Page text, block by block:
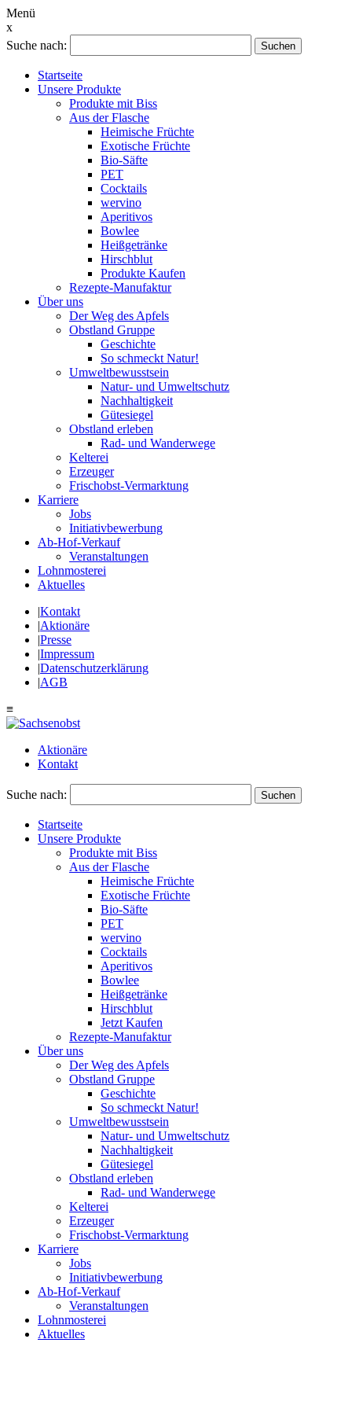
Menü
x
Suche nach:
Suchen
Startseite
Unsere Produkte
Produkte mit Biss
Aus der Flasche
Heimische Früchte
Exotische Früchte
Bio-Säfte
PET
Cocktails
wervino
Aperitivos
Bowlee
Heißgetränke
Hirschblut
Produkte Kaufen
Rezepte-Manufaktur
Über uns
Der Weg des Apfels
Obstland Gruppe
Geschichte
So schmeckt Natur!
Umweltbewusstsein
Natur- und Umweltschutz
Nachhaltigkeit
Gütesiegel
Obstland erleben
Rad- und Wanderwege
Kelterei
Erzeuger
Frischobst-Vermarktung
Karriere
Jobs
Initiativbewerbung
Ab-Hof-Verkauf
Veranstaltungen
Lohnmosterei
Aktuelles
|Kontakt
|Aktionäre
|Presse
|Impressum
|Datenschutzerklärung
|AGB
≡
Aktionäre
Kontakt
Suche nach: Suchen
Startseite
Unsere Produkte
Produkte mit Biss
Aus der Flasche
Heimische Früchte
Exotische Früchte
Bio-Säfte
PET
wervino
Cocktails
Aperitivos
Bowlee
Heißgetränke
Hirschblut
Jetzt Kaufen
Rezepte-Manufaktur
Über uns
Der Weg des Apfels
Obstland Gruppe
Geschichte
So schmeckt Natur!
Umweltbewusstsein
Natur- und Umweltschutz
Nachhaltigkeit
Gütesiegel
Obstland erleben
Rad- und Wanderwege
Kelterei
Erzeuger
Frischobst-Vermarktung
Karriere
Jobs
Initiativbewerbung
Ab-Hof-Verkauf
Veranstaltungen
Lohnmosterei
Aktuelles